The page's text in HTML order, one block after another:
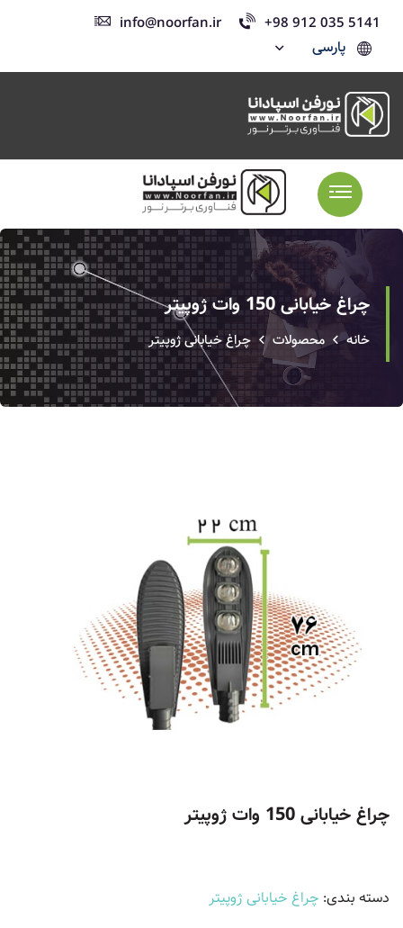
+98 912 035 5141
info@noorfan.ir
پارسی
چراغ خیابانی 150 وات ژوپیتر
خانه محصولات چراغ خیابانی ژوپیتر
چراغ خیابانی 150 وات ژوپیتر
دسته بندی: چراغ خیابانی ژوپیتر